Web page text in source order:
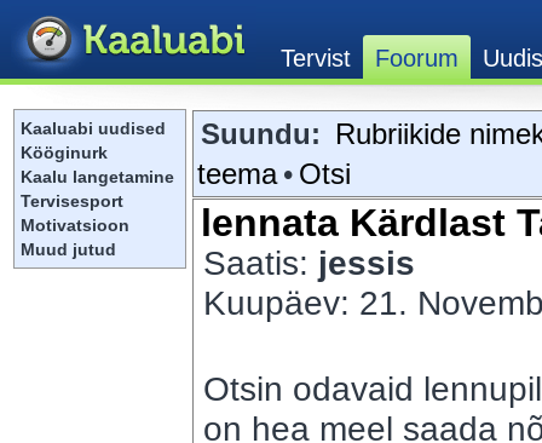
Kaaluabi uudised
Kööginurk
Kaalu langetamine
Tervisesport
Motivatsioon
Muud jutud
Suundu: Rubriikide
teema • Otsi
lennata Kärdlast
Saatis: jessis
Kuupäev: 21.
Otsin odavaid
on hea meel saada